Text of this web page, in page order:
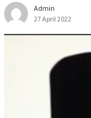
Admin
27 April 2022